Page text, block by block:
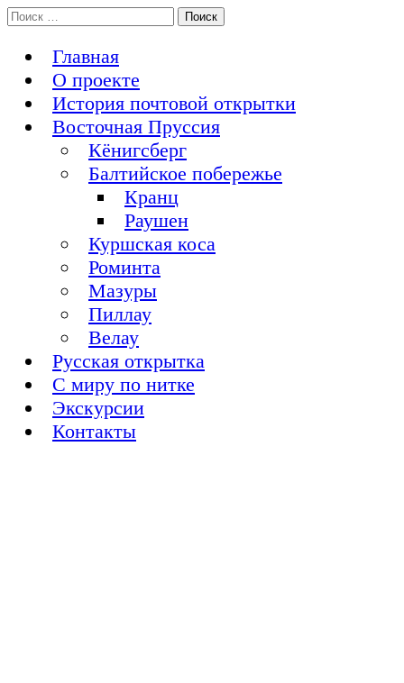
Перейти
к
История Восточной Пруссии в почтовых открытках и не
Поиск:
Главная
О проекте
История почтовой открытки
Восточная Пруссия
Кёнигсберг
Балтийское побережье
Кранц
Раушен
Куршская коса
Роминта
Мазуры
Пиллау
Велау
Русская открытка
С миру по нитке
Экскурсии
Контакты